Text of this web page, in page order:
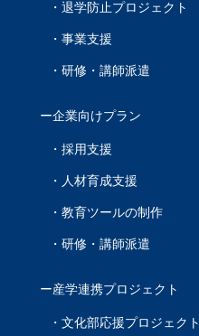
退学防止プロジェクト
事業支援
研修・講師派遣
企業向けプラン
採用支援
人材育成支援
教育ツールの制作
研修・講師派遣
産学連携プロジェクト
文化部応援プロジェクト